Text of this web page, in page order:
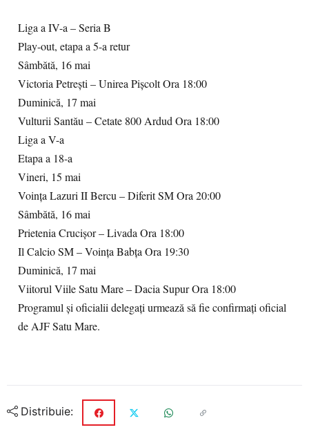
Liga a IV-a – Seria B
Play-out, etapa a 5-a retur
Sâmbătă, 16 mai
Victoria Petrești – Unirea Pișcolt Ora 18:00
Duminică, 17 mai
Vulturii Santău – Cetate 800 Ardud Ora 18:00
Liga a V-a
Etapa a 18-a
Vineri, 15 mai
Voința Lazuri II Bercu – Diferit SM Ora 20:00
Sâmbătă, 16 mai
Prietenia Crucişor – Livada Ora 18:00
Il Calcio SM – Voința Babța Ora 19:30
Duminică, 17 mai
Viitorul Viile Satu Mare – Dacia Supur Ora 18:00
Programul și oficialii delegați urmează să fie confirmați oficial
de AJF Satu Mare.
Distribuie: